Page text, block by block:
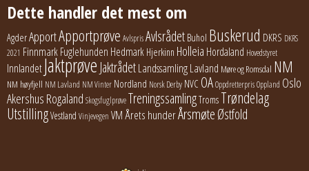
Dette handler det mest om
AgderApportApportprøve AvlsprisAvlsrådet Buhol Buskerud DKRS DKRS
2021 FinnmarkFuglehunden Hedmark Hjerkinn Holleia Hordaland Hovedstyret
InnlandetJaktprøve JaktrådetLandssamlingLavland Møre og Romsdal NM
NM høyfjell NM Lavland NM Vinter Nordland Norsk Derby NVC OAOppdretterprisOppland Oslo
Akershus Rogaland SkogsfuglprøveTreningssamlingTroms Trøndelag
UtstillingVestland Vinjevegen VMÅrets hunderÅrsmøteØstfold